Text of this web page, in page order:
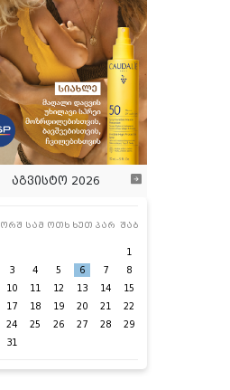
აგვისტო 2026
ორშ სამ ოთხ ხუთ პარ შაბ
1
3 4 5 6 7
8
10 11 12 13 14
15
17 18 19 20 21
22
24 25 26 27 28
29
31